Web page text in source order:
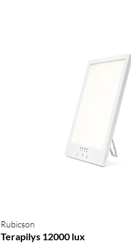
Rubicson
Terapilys 12000 lux